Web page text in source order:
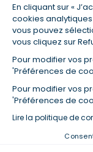
En cliquant sur «
cookies analytiques
vous pouvez
vous cliquez sur
Pour modifier vos
'Préférences de
Pour modifier vos
'Préférences de
Lire la politique de
ans et non-fumeur,
14/07/2019, coût de
en moyenne contre
Empruntis.com (TAEA :
(3) Taux minimum
5 000 et 20 000 euros,
de la durée de
crédit.
(5) Banques de
Mutuelles,